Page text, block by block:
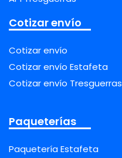
Cotizar envío
Cotizar envío
Cotizar envío Estafeta
Cotizar envío Tresguerras
Paqueterías
Paquetería Estafeta